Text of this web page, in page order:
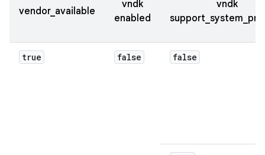
vendor_available
vndk
enabled
vndk
true false false